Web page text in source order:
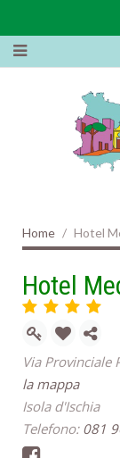
Home Hotel
Hotel
Via Provinciale
la mappa
Isola d'Ischia
Telefono: 081